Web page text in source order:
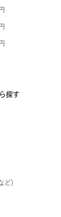
探す
ど）